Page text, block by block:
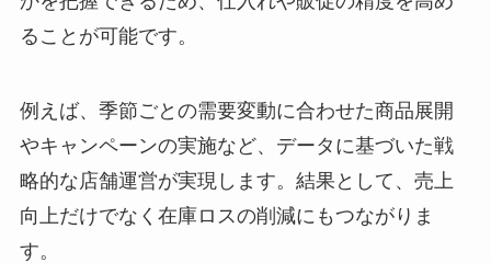
ることが可能です。
例えば、季節ごとの需要変動に合わせた商品展開
やキャンペーンの実施など、データに基づいた戦
略的な店舗運営が実現します。結果として、売上
向上だけでなく在庫ロスの削減にもつながりま
す。